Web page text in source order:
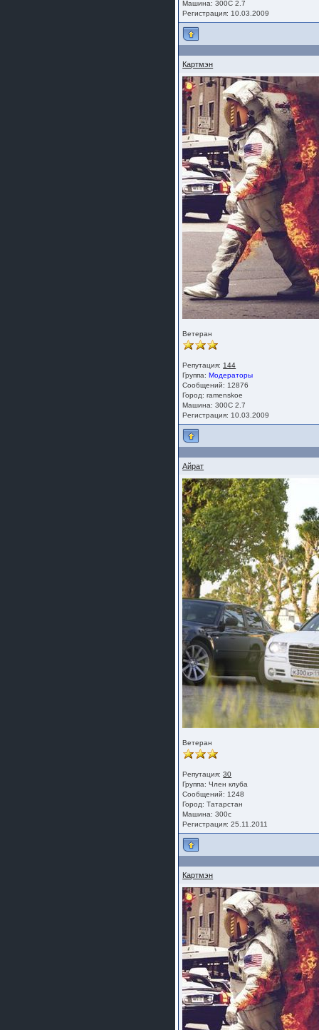
Машина: 300C 2.7
Регистрация: 10.03.2009
Картмэн
Ветеран
Репутация: 144
Группа:Модераторы
Сообщений: 12876
Город: ramenskoe
Машина: 300C 2.7
Регистрация: 10.03.2009
Айрат
Ветеран
Репутация:30
Группа:Член клуба
Сообщений: 1248
Город: Татарстан
Машина: 300с
Регистрация: 25.11.2011
Картмэн